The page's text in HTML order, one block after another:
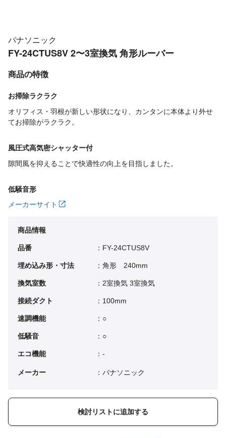
パナソニック
FY-24CTUS8V 2〜3室換気 角形ルーバー
商品の特徴
お掃除ラクラク
オリフィス・羽根が新しい形状になり、カンタンに本体より外せ
てお掃除がラクラク。
風圧式高気密シャッター付
隙間風を抑えることで快適性の向上を目指しました。
低騒音形
メーカーサイト
商品情報
品番 ：FY-24CTUS8V
埋め込み形・寸法 ：角形 240mm
換気室数 ：2室換気 3室換気
接続ダクト ：100mm
速調機能 ：○
低騒音 ：○
エコ機能 ：-
メーカー ：パナソニック
検討リストに追加する